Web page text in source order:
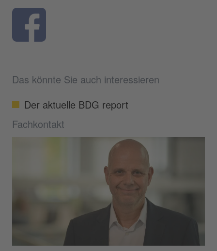
Das könnte Sie auch interessieren
Der aktuelle BDG report
Fachkontakt